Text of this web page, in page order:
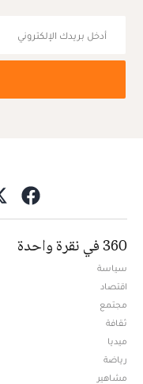
360 في نقرة واحدة
سياسة
اقتصاد
مجتمع
ثقافة
ميديا
رياضة
مشاهير